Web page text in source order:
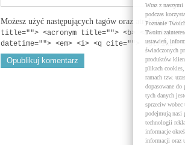
Możesz użyć następujących tagów oraz atrybutów
title=""> <acronym title=""> <b>
datetime=""> <em> <i> <q cite=""> <strike>
Wraz z
podczas
Poznanie
Twoim
ustawień,
świadczonych
produktów
plikach cookies,
ramach tzw.
dopasowane
tych danych
sprzeciw wobec
podejmują nasi
technologii
informacje
informacji oraz